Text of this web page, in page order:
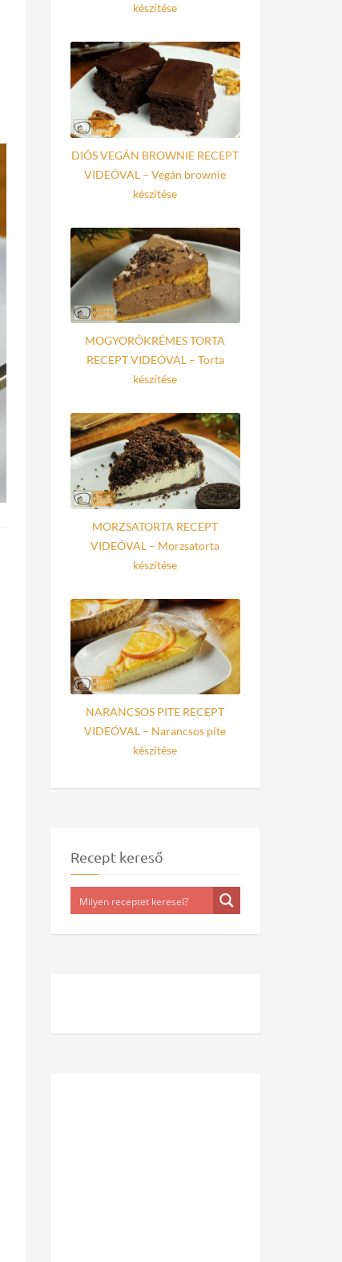
készítése
DIÓS VEGÁN BROWNIE RECEPT
VIDEÓVAL – Vegán brownie
készítése
MOGYORÓKRÉMES TORTA
RECEPT VIDEÓVAL – Torta
készítése
MORZSATORTA RECEPT
VIDEÓVAL – Morzsatorta
készítése
NARANCSOS PITE RECEPT
VIDEÓVAL – Narancsos pite
készítése
Recept kereső